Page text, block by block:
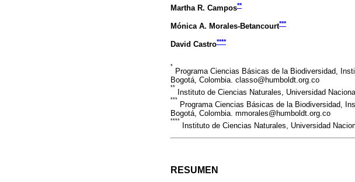
Martha R. Campos**
Mónica A. Morales-Betancourt***
David Castro****
*
Programa Ciencias Básicas de la Biodiversidad,
Bogotá, Colombia. classo@humboldt.org.co
**
Instituto de Ciencias Naturales, Universidad
***
Programa Ciencias Básicas de la Biodiversidad,
Bogotá, Colombia. mmorales@humboldt.org.co
****
Instituto de Ciencias Naturales, Universidad
RESUMEN